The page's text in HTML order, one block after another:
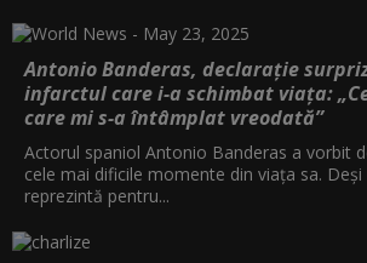
Antonio Banderas, declarație
infarctul care i-a schimbat viața:
care mi s-a întâmplat vreodată”
Actorul spaniol Antonio Banderas a vorbit
cele mai dificile momente din viața sa.
reprezintă pentru...